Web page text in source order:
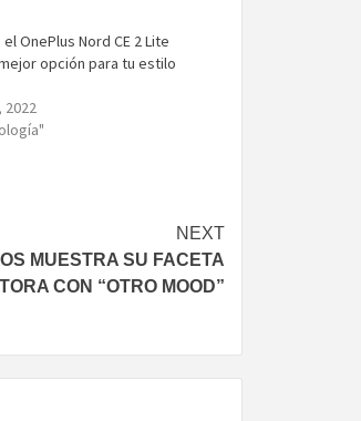
OnePlus Nord CE 2 Lite
opción para tu estilo
2022
NEXT
MUESTRA SU FACETA
CON “OTRO MOOD”